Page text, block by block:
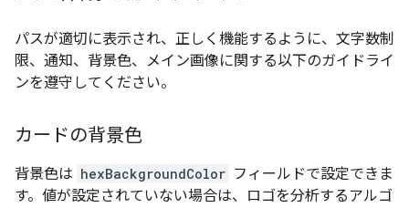
パスが適切に表示され、正しく機能するように、文字数制
限、通知、背景色、メイン画像に関する以下のガイドライ
ンを遵守してください。
カードの背景色
背景色は hexBackgroundColor フィールドで設定できま
す。値が設定されていない場合は、ロゴを分析するアルゴ